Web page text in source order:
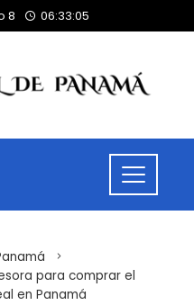
8 06:33:05
para comprar el
en Panamá